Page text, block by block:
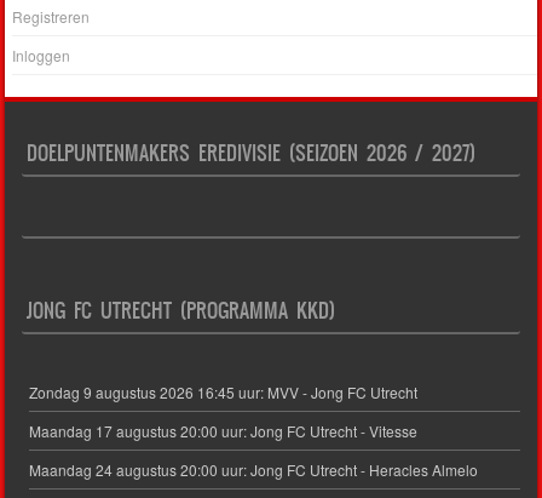
Registreren
Inloggen
DOELPUNTENMAKERS EREDIVISIE (SEIZOEN 2026 / 2027)
JONG FC UTRECHT (PROGRAMMA KKD)
Zondag 9 augustus 2026 16:45 uur: MVV - Jong FC Utrecht
Maandag 17 augustus 20:00 uur: Jong FC Utrecht - Vitesse
Maandag 24 augustus 20:00 uur: Jong FC Utrecht - Heracles Almelo